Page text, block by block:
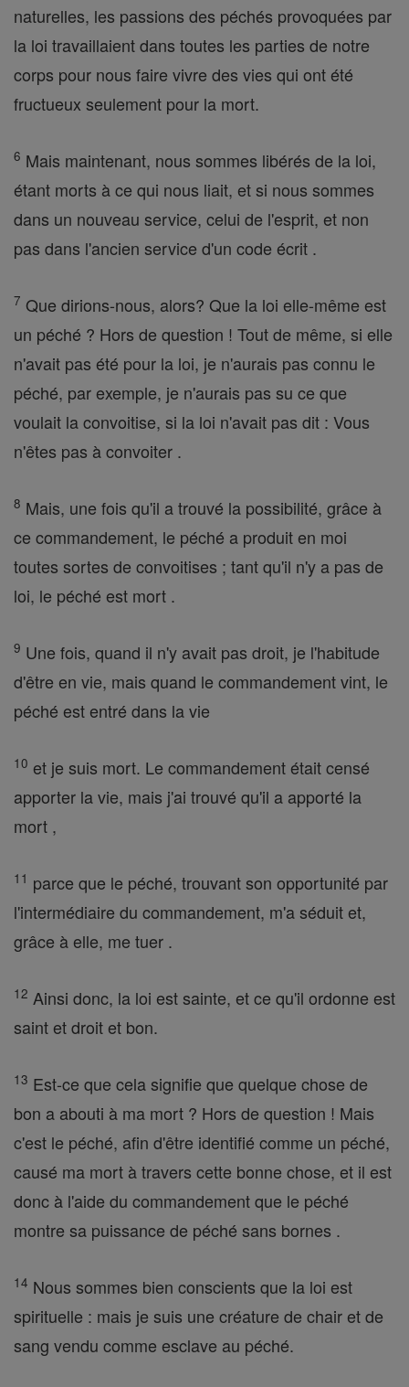
naturelles, les passions des péchés provoquées par
la loi travaillaient dans toutes les parties de notre
corps pour nous faire vivre des vies qui ont été
fructueux seulement pour la mort.
6 Mais maintenant, nous sommes libérés de la loi,
étant morts à ce qui nous liait, et si nous sommes
dans un nouveau service, celui de l'esprit, et non
pas dans l'ancien service d'un code écrit .
7 Que dirions-nous, alors? Que la loi elle-même est
un péché ? Hors de question ! Tout de même, si elle
n'avait pas été pour la loi, je n'aurais pas connu le
péché, par exemple, je n'aurais pas su ce que
voulait la convoitise, si la loi n'avait pas dit : Vous
n'êtes pas à convoiter .
8 Mais, une fois qu'il a trouvé la possibilité, grâce à
ce commandement, le péché a produit en moi
toutes sortes de convoitises ; tant qu'il n'y a pas de
loi, le péché est mort .
9 Une fois, quand il n'y avait pas droit, je l'habitude
d'être en vie, mais quand le commandement vint, le
péché est entré dans la vie
10 et je suis mort. Le commandement était censé
apporter la vie, mais j'ai trouvé qu'il a apporté la
mort ,
11 parce que le péché, trouvant son opportunité par
l'intermédiaire du commandement, m'a séduit et,
grâce à elle, me tuer .
12 Ainsi donc, la loi est sainte, et ce qu'il ordonne est
saint et droit et bon.
13 Est-ce que cela signifie que quelque chose de
bon a abouti à ma mort ? Hors de question ! Mais
c'est le péché, afin d'être identifié comme un péché,
causé ma mort à travers cette bonne chose, et il est
donc à l'aide du commandement que le péché
montre sa puissance de péché sans bornes .
14 Nous sommes bien conscients que la loi est
spirituelle : mais je suis une créature de chair et de
sang vendu comme esclave au péché.